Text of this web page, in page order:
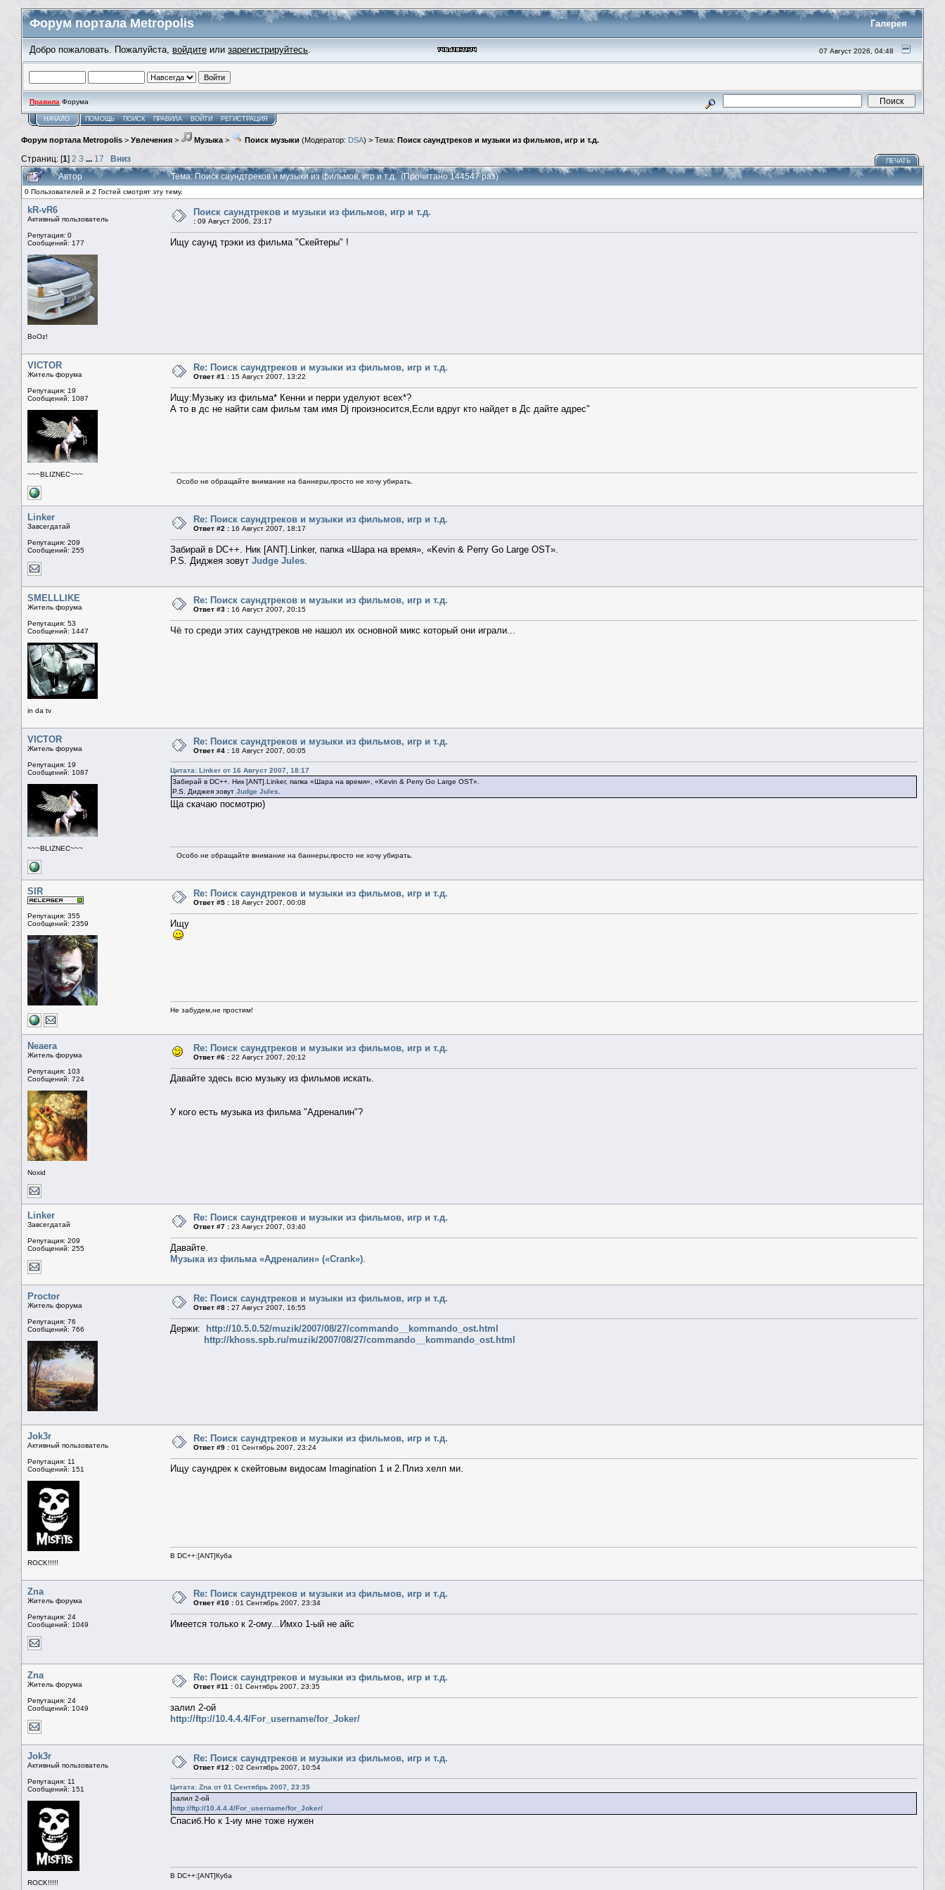
Форум портала Metropolis Галерея
Добро пожаловать. Пожалуйста, войдите или зарегистрируйтесь. 07 Август 2026, 04:48
Правила Форума
НАЧАЛО ПОМОЩЬ ПОИСК ПРАВИЛА ВОЙТИ РЕГИСТРАЦИЯ
Форум портала Metropolis > Увлечения > Музыка > Поиск музыки (Модератор: DSA) > Тема: Поиск саундтреков и музыки из фильмов, игр и т.д.
Страниц: [1] 2 3 ... 17 Вниз ПЕЧАТЬ
Автор Тема: Поиск саундтреков и музыки из фильмов, игр и т.д. (Прочитано 144547 раз)
0 Пользователей и 2 Гостей смотрят эту тему.
kR-vR6
Активный пользователь
Репутация: 0
Сообщений: 177
BoOz!
Поиск саундтреков и музыки из фильмов, игр и т.д.
: 09 Август 2006, 23:17
Ищу саунд трэки из фильма "Скейтеры" !
VICTOR
Житель форума
Репутация: 19
Сообщений: 1087
~~~BLIZNEC~~~
Re: Поиск саундтреков и музыки из фильмов, игр и т.д.
Ответ #1 : 15 Август 2007, 13:22
Ищу:Музыку из фильма* Кенни и перри уделуют всех*?
А то в дс не найти сам фильм там имя Dj произносится,Если вдруг кто найдет в Дс дайте адрес"
Особо не обращайте внимание на баннеры,просто не хочу убирать.
Linker
Завсегдатай
Репутация: 209
Сообщений: 255
Re: Поиск саундтреков и музыки из фильмов, игр и т.д.
Ответ #2 : 16 Август 2007, 18:17
Забирай в DC++. Ник [ANT].Linker, папка «Шара на время», «Kevin & Perry Go Large OST».
P.S. Диджея зовут Judge Jules.
SMELLLIKE
Житель форума
Репутация: 53
Сообщений: 1447
in da tv
Re: Поиск саундтреков и музыки из фильмов, игр и т.д.
Ответ #3 : 16 Август 2007, 20:15
Чё то среди этих саундтреков не нашол их основной микс который они играли...
VICTOR
Житель форума
Репутация: 19
Сообщений: 1087
~~~BLIZNEC~~~
Re: Поиск саундтреков и музыки из фильмов, игр и т.д.
Ответ #4 : 18 Август 2007, 00:05
Цитата: Linker от 16 Август 2007, 18:17
Забирай в DC++. Ник [ANT].Linker, папка «Шара на время», «Kevin & Perry Go Large OST».
P.S. Диджея зовут Judge Jules.
Ща скачаю посмотрю)
Особо не обращайте внимание на баннеры,просто не хочу убирать.
SIR
Репутация: 355
Сообщений: 2359
Re: Поиск саундтреков и музыки из фильмов, игр и т.д.
Ответ #5 : 18 Август 2007, 00:08
Ищу
Не забудем,не простим!
Neaera
Житель форума
Репутация: 103
Сообщений: 724
Noxid
Re: Поиск саундтреков и музыки из фильмов, игр и т.д.
Ответ #6 : 22 Август 2007, 20:12
Давайте здесь всю музыку из фильмов искать.
У кого есть музыка из фильма "Адреналин"?
Linker
Завсегдатай
Репутация: 209
Сообщений: 255
Re: Поиск саундтреков и музыки из фильмов, игр и т.д.
Ответ #7 : 23 Август 2007, 03:40
Давайте.
Музыка из фильма «Адреналин» («Crank»).
Proctor
Житель форума
Репутация: 76
Сообщений: 766
Re: Поиск саундтреков и музыки из фильмов, игр и т.д.
Ответ #8 : 27 Август 2007, 16:55
Держи:
http://10.5.0.52/muzik/2007/08/27/commando__kommando_ost.html
http://khoss.spb.ru/muzik/2007/08/27/commando__kommando_ost.html
Jok3r
Активный пользователь
Репутация: 11
Сообщений: 151
ROCK!!!!!
Re: Поиск саундтреков и музыки из фильмов, игр и т.д.
Ответ #9 : 01 Сентябрь 2007, 23:24
Ищу саундрек к скейтовым видосам Imagination 1 и 2.Плиз хелп ми.
В DC++:[ANT]Куба
Zna
Житель форума
Репутация: 24
Сообщений: 1049
Re: Поиск саундтреков и музыки из фильмов, игр и т.д.
Ответ #10 : 01 Сентябрь 2007, 23:34
Имеется только к 2-ому...Имхо 1-ый не айс
Zna
Житель форума
Репутация: 24
Сообщений: 1049
Re: Поиск саундтреков и музыки из фильмов, игр и т.д.
Ответ #11 : 01 Сентябрь 2007, 23:35
залил 2-ой
http://ftp://10.4.4.4/For_username/for_Joker/
Jok3r
Активный пользователь
Репутация: 11
Сообщений: 151
ROCK!!!!!
Re: Поиск саундтреков и музыки из фильмов, игр и т.д.
Ответ #12 : 02 Сентябрь 2007, 10:54
Цитата: Zna от 01 Сентябрь 2007, 23:35
залил 2-ой
http://ftp://10.4.4.4/For_username/for_Joker/
Спасиб.Но к 1-иу мне тоже нужен
В DC++:[ANT]Куба